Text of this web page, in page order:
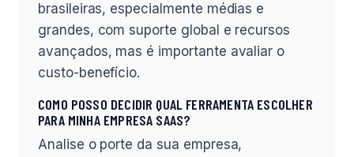
brasileiras, especialmente médias e
grandes, com suporte global e recursos
avançados, mas é importante avaliar o
custo-benefício.
COMO POSSO DECIDIR QUAL FERRAMENTA ESCOLHER
PARA MINHA EMPRESA SAAS?
Analise o porte da sua empresa,